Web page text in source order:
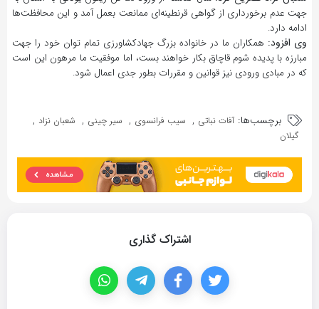
جهت عدم برخورداری از گواهی قرنطینه‌ای ممانعت بعمل آمد و این محافظت‌ها
ادامه دارد.
وی افزود: همکاران ما در خانواده بزرگ جهادکشاورزی تمام توان خود را جهت
مبارزه با پدیده شوم قاچاق بکار خواهند بست، اما موفقیت ما مرهون این است
که در مبادی ورودی نیز قوانین و مقررات بطور جدی اعمال شود.
برچسب‌ها: آفات نباتی , سیب فرانسوی , سیر چینی , شعبان نزاد ,
گیلان
اشتراک گذاری